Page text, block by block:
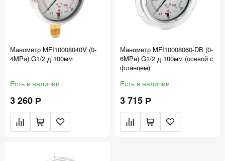
Манометр MFI10008040V (0-
4MPа) G1/2 д.100мм
Есть в наличии
3 260 Р
Манометр MFI10008060-DB (0-
6MPа) G1/2 д.100мм (осевой с
фланцем)
Есть в наличии
3 715 Р